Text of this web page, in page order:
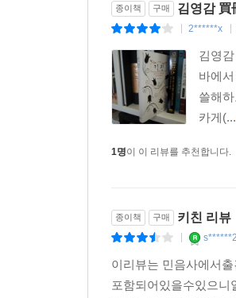
길 수 있을 만큼 식료품이
식칼에서 문득 고개를 들
나와 부엌만이 남는다. 나
잠긴다. 언젠가 죽을 때가
을 냉정하게 바라보고 싶
--- p.7~8
--- p.9
종이책 구매 김영감 買
2******x
김영
바에
쓸해
카게(...
1명이 이 리뷰를 추천합니다.
종이책 구매 키친 리뷰
s******2
이리뷰는 민음사에서
포함되어있을수있으